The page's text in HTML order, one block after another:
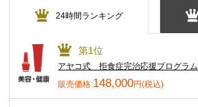
24時間ランキング
第1位
アヤコ式 拒食症完治応援プログラム
販売価格:148,000円(税込)